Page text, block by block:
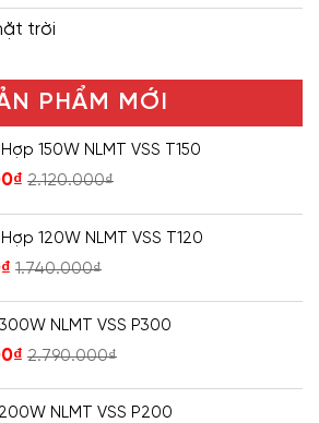
trời
PHẨM MỚI
150W NLMT VSS T150
₫ 2.120.000₫
120W NLMT VSS T120
₫ 1.740.000₫
NLMT VSS P300
₫ 2.790.000₫
NLMT VSS P200